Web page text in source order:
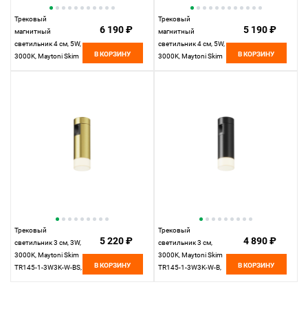
Трековый
магнитный
светильник 4 см, 5W,
3000K, Maytoni Skim
6 190 ₽
В КОРЗИНУ
Трековый
магнитный
светильник 4 см, 5W,
3000K, Maytoni Skim
5 190 ₽
В КОРЗИНУ
Трековый
светильник 3 см, 3W,
3000K, Maytoni Skim
TR145-1-3W3K-W-BS,
5 220 ₽
В КОРЗИНУ
Трековый
светильник 3 см,
3000K, Maytoni Skim
TR145-1-3W3K-W-B,
4 890 ₽
В КОРЗИНУ